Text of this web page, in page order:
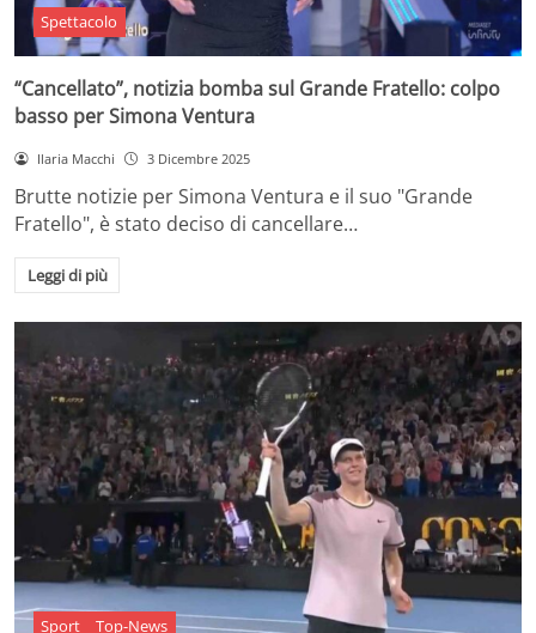
Spettacolo
“Cancellato”, notizia bomba sul Grande Fratello: colpo
basso per Simona Ventura
Ilaria Macchi 3 Dicembre 2025
Brutte notizie per Simona Ventura e il suo "Grande
Fratello", è stato deciso di cancellare…
Leggi di più
Sport Top-News